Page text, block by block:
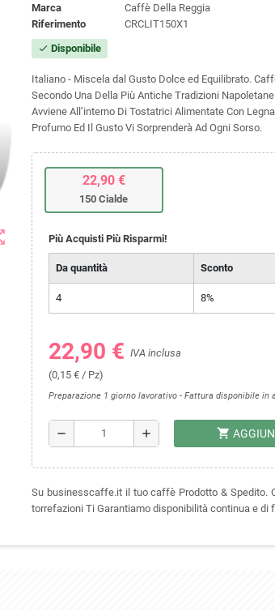
Marca
Caffè Della Reggia
Riferimento
CRCLIT150X1
check Disponibile
Italiano - Miscela dal Gusto Dolce ed Equilibrato.
Secondo Una Della Più Antiche Tradizioni
Avviene All’interno Di Tostatrici Alimentate Con
Profumo Ed Il Gusto Vi Sorprenderà Ad Ogni Sorso.
22,90 €
150 Cialde
Più Acquisti Più Risparmi!
Da quantità Sconto
4 8%
22,90 € IVA inclusa
(0,15 € / Pz)
Preparazione 1 giorno lavorativo - Fattura disponibile in
remove add shopping_cart
Su businesscaffe.it il tuo caffè Prodotto & Spedito.
torrefazioni Ti Garantiamo disponibilità continua e di